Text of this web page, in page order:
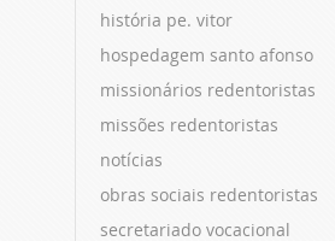
história pe. vitor
hospedagem santo afonso
missionários redentoristas
missões redentoristas
notícias
obras sociais redentoristas
secretariado vocacional